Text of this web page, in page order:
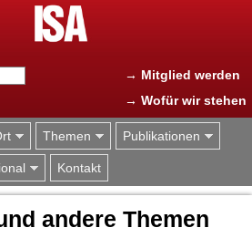
Jump to navigation
→ Mitglied werden
→ Wofür wir stehen
Themen Publikationen
Kontakt
andere Themen